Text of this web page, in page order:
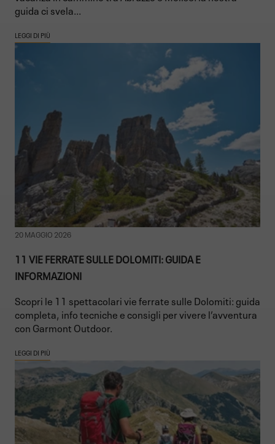
guida ci svela...
LEGGI DI PIÙ
20 MAGGIO 2026
11 VIE FERRATE SULLE DOLOMITI: GUIDA E
INFORMAZIONI
Scopri le 11 spettacolari vie ferrate sulle Dolomiti: guida
completa, info tecniche e consigli per vivere l’avventura
con Garmont Outdoor.
LEGGI DI PIÙ